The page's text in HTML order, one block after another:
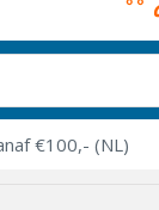
€100,- (NL)